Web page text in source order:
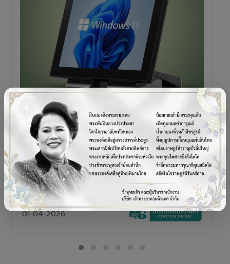
POS TERMINAL
SENOR V+5s
เครื่อง POS All-in-One Touch Screen ดีไซน์พรีเมียม
01-04-2026